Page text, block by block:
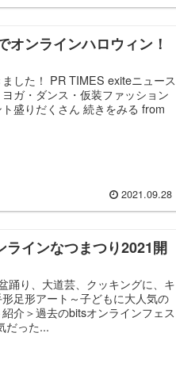
オンラインハロウィン！
した！ PR TIMES exiteニュース
ガ・ダンス・仮装ファッション
盛りだくさん 続きをみる from
2021.09.28
ラインなつまつり2021開
踊り、大道芸、クッキングに、キ
足形アート～子どもに大人気の
介＞過去のbitsオンラインフェス
だった...